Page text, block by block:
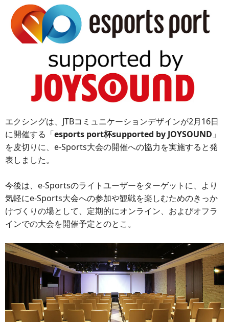
エクシングは、JTBコミュニケーションデザインが2月16日
に開催する「esports port杯supported by JOYSOUND 」
を皮切りに、e-Sports大会の開催への協力を実施すると発
表しました。
今後は、e-Sportsのライトユーザーをターゲットに、より
気軽にe-Sports大会への参加や観戦を楽しむためのきっか
けづくりの場として、定期的にオンライン、およびオフラ
インでの大会を開催予定とのとこ。